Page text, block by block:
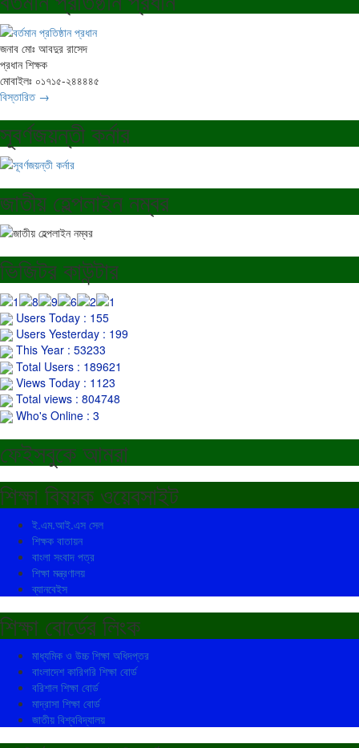
জনাব মোঃ আবদুর রাসেদ
প্রধান শিক্ষক
মোবাইলঃ ০১৭১৫-২৪৪৪৪৫
বিস্তারিত →
সূবর্ণজয়ন্তী কর্নার
জাতীয় হেল্পলাইন নম্বর
ভিজিটর কাউন্টার
Users Today : 155
Users Yesterday : 199
This Year : 53233
Total Users : 189621
Views Today : 1123
Total views : 804748
Who's Online : 3
ফেইসবুকে আমরা
শিক্ষা বিষয়ক ওয়েবসাইট
ই.এম.আই.এস সেল
শিক্ষক বাতায়ন
বাংলা সংবাদ পত্র
শিক্ষা মন্ত্রণালয়
ব্যানবেইস
শিক্ষা বোর্ডের লিংক
মাধ্যমিক ও উচ্চ শিক্ষা অধিদপ্তর
বাংলাদেশ কারিগরি শিক্ষা বোর্ড
বরিশাল শিক্ষা বোর্ড
মাদ্রাসা শিক্ষা বোর্ড
জাতীয় বিশ্ববিদ্যালয়